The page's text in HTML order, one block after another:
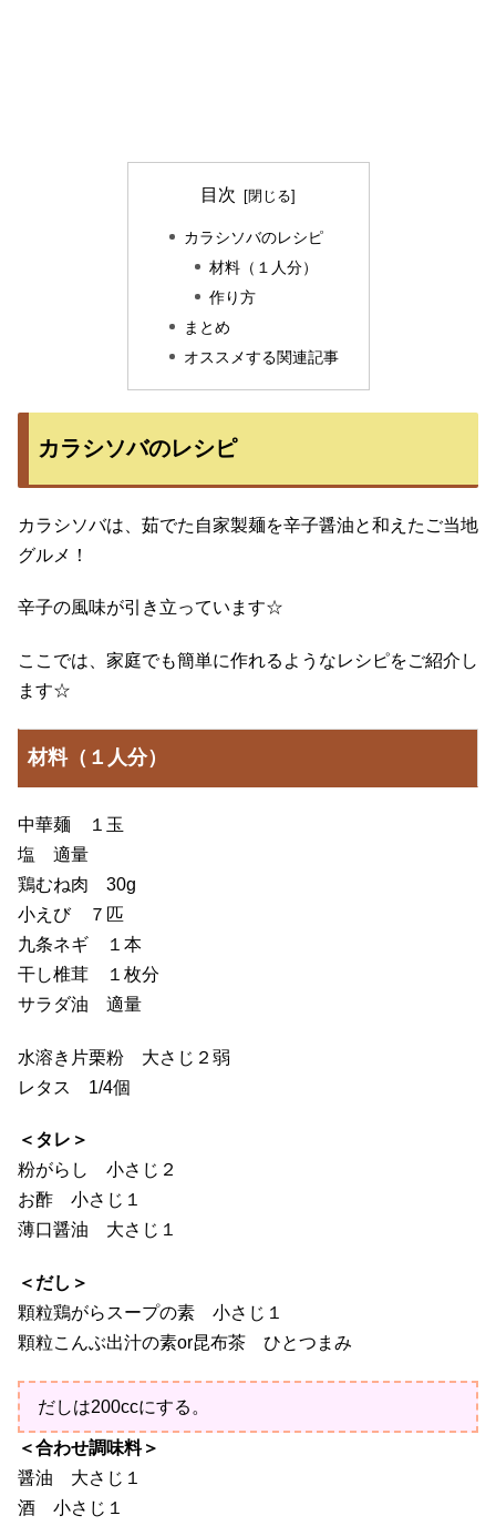
目次
カラシソバのレシピ
材料（１人分）
作り方
まとめ
オススメする関連記事
カラシソバのレシピ
カラシソバは、茹でた自家製麺を辛子醤油と和えたご当地
グルメ！
辛子の風味が引き立っています☆
ここでは、家庭でも簡単に作れるようなレシピをご紹介し
ます☆
材料（１人分）
中華麺 １玉
塩 適量
鶏むね肉 30g
小えび ７匹
九条ネギ １本
干し椎茸 １枚分
サラダ油 適量
水溶き片栗粉 大さじ２弱
レタス 1/4個
＜タレ＞
粉がらし 小さじ２
お酢 小さじ１
薄口醤油 大さじ１
＜だし＞
顆粒鶏がらスープの素 小さじ１
顆粒こんぶ出汁の素or昆布茶 ひとつまみ
だしは200ccにする。
＜合わせ調味料＞
醤油 大さじ１
酒 小さじ１